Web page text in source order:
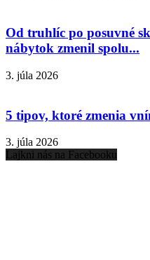
Od truhlíc po posuvné
nábytok zmenil spolu...
3. júla 2026
5 tipov, ktoré zmenia
3. júla 2026
Lajkni nás na Facebooku